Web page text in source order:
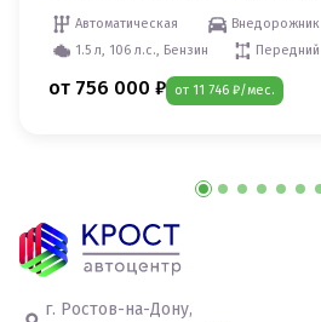
Автоматическая
Внедорожник
1.5 л, 106 л.с., Бензин
Передний
от 756 000 ₽ от 11 746 ₽/мес.
г. Ростов-на-Дону,